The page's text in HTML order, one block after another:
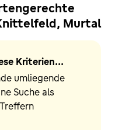
Murtal
Kriterien...
umliegende
Suche als